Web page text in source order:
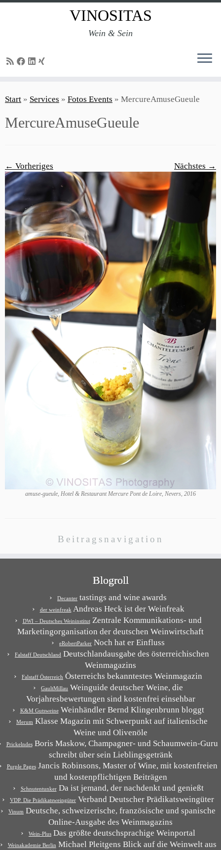
Inhalt
VINOSITAS
Wein & Sein
Start » Services » Fotos Events » MercureAmuseGueule
MercureAmuseGueule
← Vorheriges Nächstes →
amuse-gueule, Hotel & Restaurant Mercure Pont de Loire, Nevers, 2016
Beitragsnavigation
Blogroll
Decanter tastings and wine awards
der weinfreakAndreas Heck ist der Weinfreak
DWI – Deutsches WeininstitutZentrale Kommunikations- und
Marketingorganisation der deutschen Weinwirtschaft
eRobertParker Noch hat er Einfluss
Falstaff Deutschland Deutschlandausgabe des österreichischen
Weinmagazins
Falstaff Österreich Österreichs bekanntestes Weinmagazin
GaultMillau Weinguide deutscher Weine, die
Vorjahresbewertungen sind kostenfrei einsehbar
K&M GutsweineWeinhändler Bernd Klingenbrunn bloggt
Merum Klasse Magazin mit Schwerpunkt auf italienische
Weine und Olivenöle
PrickelndesBoris Maskow, Champagner- und Schaumwein-Guru
schreibt über sein Lieblingsgetränk
Purple PagesJancis Robinsons, Master of Wine, mit kostenfreien
und kostenpflichtigen Beiträgen
SchnutentunkerDa ist jemand, der nachdenkt und genießt
VDP. Die Prädikatsweingüter Verband Deutscher Prädikatsweingüter
Vinum Deutsche, schweizerische, französische und spanische
Online-Ausgabe des Weinmagazins
Wein-Plus Das größte deutschsprachige Weinportal
Weinakademie Berlin Michael Pleitgens Blick auf die Weinwelt aus